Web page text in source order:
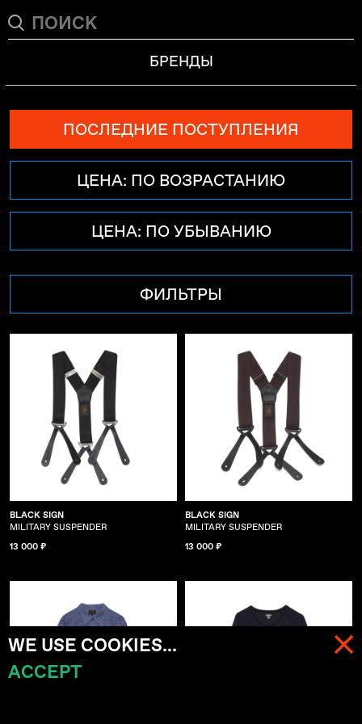
МЕНЮ
БРЕНДЫ
ПОСЛЕДНИЕ ПОСТУПЛЕНИЯ
ЦЕНА: ПО ВОЗРАСТАНИЮ
ЦЕНА: ПО УБЫВАНИЮ
ФИЛЬТРЫ
BLACK SIGN
MILITARY SUSPENDER
13 000 ₽
BLACK SIGN
MILITARY SUSPENDER
13 000 ₽
WE USE COOKIES...
ACCEPT